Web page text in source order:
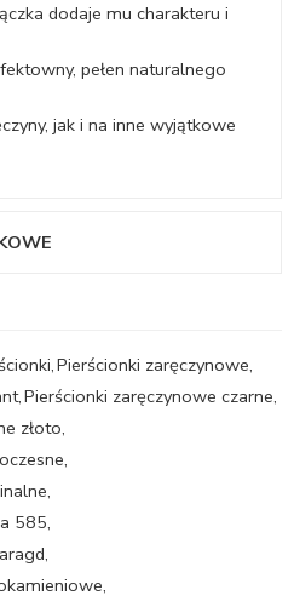
dodaje mu charakteru i
pełen naturalnego
jak i na inne wyjątkowe
,Pierścionki zaręczynowe,
,Pierścionki zaręczynowe czarne,
złoto,
,
,
585,
,
,